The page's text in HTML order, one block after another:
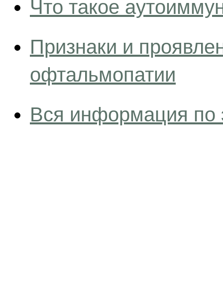
Что такое
Признаки и
офтальмопатии
Вся информация по